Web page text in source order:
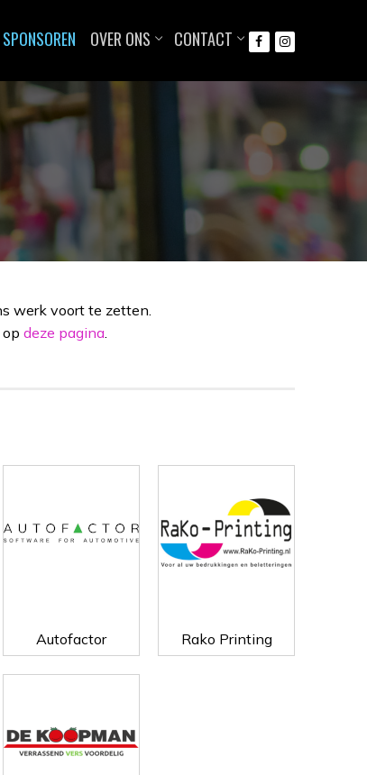
SPONSOREN OVER ONS CONTACT
werk voort te zetten.
deze pagina
Autofactor Rako Printing